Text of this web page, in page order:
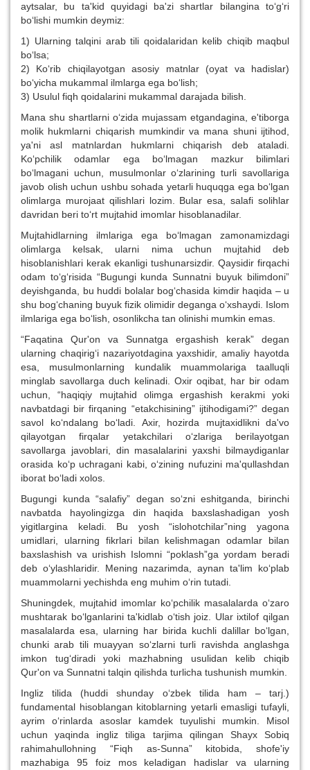
aytsalar, bu ta'kid quyidagi ba'zi shartlar bilangina to‘g‘ri
bo‘lishi mumkin deymiz:
1) Ularning talqini arab tili qoidalaridan kelib chiqib maqbul
bo‘lsa;
2) Ko‘rib chiqilayotgan asosiy matnlar (oyat va hadislar)
bo‘yicha mukammal ilmlarga ega bo‘lish;
3) Usulul fiqh qoidalarini mukammal darajada bilish.
Mana shu shartlarni o‘zida mujassam etgandagina, e'tiborga
molik hukmlarni chiqarish mumkindir va mana shuni ijtihod,
ya'ni asl matnlardan hukmlarni chiqarish deb ataladi.
Ko‘pchilik odamlar ega bo‘lmagan mazkur bilimlari
bo‘lmagani uchun, musulmonlar o‘zlarining turli savollariga
javob olish uchun ushbu sohada yetarli huquqga ega bo‘lgan
olimlarga murojaat qilishlari lozim. Bular esa, salafi solihlar
davridan beri to‘rt mujtahid imomlar hisoblanadilar.
Mujtahidlarning ilmlariga ega bo‘lmagan zamonamizdagi
olimlarga kelsak, ularni nima uchun mujtahid deb
hisoblanishlari kerak ekanligi tushunarsizdir. Qaysidir firqachi
odam to‘g‘risida “Bugungi kunda Sunnatni buyuk bilimdoni”
deyishganda, bu huddi bolalar bog‘chasida kimdir haqida – u
shu bog‘chaning buyuk fizik olimidir deganga o‘xshaydi. Islom
ilmlariga ega bo‘lish, osonlikcha tan olinishi mumkin emas.
“Faqatina Qur'on va Sunnatga ergashish kerak” degan
ularning chaqirig‘i nazariyotdagina yaxshidir, amaliy hayotda
esa, musulmonlarning kundalik muammolariga taalluqli
minglab savollarga duch kelinadi. Oxir oqibat, har bir odam
uchun, “haqiqiy mujtahid olimga ergashish kerakmi yoki
navbatdagi bir firqaning “etakchisining” ijtihodigami?” degan
savol ko‘ndalang bo‘ladi. Axir, hozirda mujtaxidlikni da'vo
qilayotgan firqalar yetakchilari o‘zlariga berilayotgan
savollarga javoblari, din masalalarini yaxshi bilmaydiganlar
orasida ko‘p uchragani kabi, o‘zining nufuzini ma'qullashdan
iborat bo‘ladi xolos.
Bugungi kunda “salafiy” degan so‘zni eshitganda, birinchi
navbatda hayolingizga din haqida baxslashadigan yosh
yigitlargina keladi. Bu yosh “islohotchilar”ning yagona
umidlari, ularning fikrlari bilan kelishmagan odamlar bilan
baxslashish va urishish Islomni “poklash”ga yordam beradi
deb o‘ylashlaridir. Mening nazarimda, aynan ta'lim ko‘plab
muammolarni yechishda eng muhim o‘rin tutadi.
Shuningdek, mujtahid imomlar ko‘pchilik masalalarda o‘zaro
mushtarak bo‘lganlarini ta'kidlab o‘tish joiz. Ular ixtilof qilgan
masalalarda esa, ularning har birida kuchli dalillar bo‘lgan,
chunki arab tili muayyan so‘zlarni turli ravishda anglashga
imkon tug‘diradi yoki mazhabning usulidan kelib chiqib
Qur'on va Sunnatni talqin qilishda turlicha tushunish mumkin.
Ingliz tilida (huddi shunday o‘zbek tilida ham – tarj.)
fundamental hisoblangan kitoblarning yetarli emasligi tufayli,
ayrim o‘rinlarda asoslar kamdek tuyulishi mumkin. Misol
uchun yaqinda ingliz tiliga tarjima qilingan Shayx Sobiq
rahimahullohning “Fiqh as-Sunna” kitobida, shofe'iy
mazhabiga 95 foiz mos keladigan hadislar va ularning